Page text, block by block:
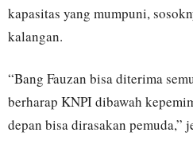
kapasitas yang mumpuni,
kalangan.
“Bang Fauzan bisa diterima
berharap KNPI dibawah
depan bisa dirasakan pemuda,”